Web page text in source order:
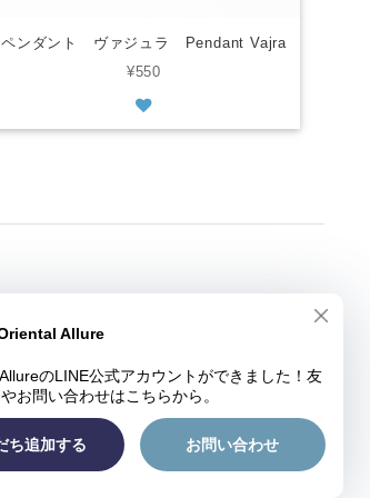
ペンダント ヴァジュラ Pendant Vajra
¥550